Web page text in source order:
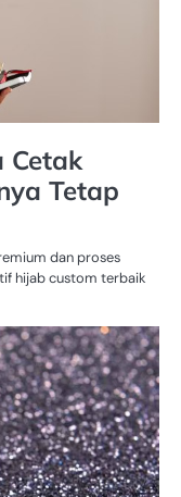
Cetak
Tetap
dan proses
hijab custom terbaik